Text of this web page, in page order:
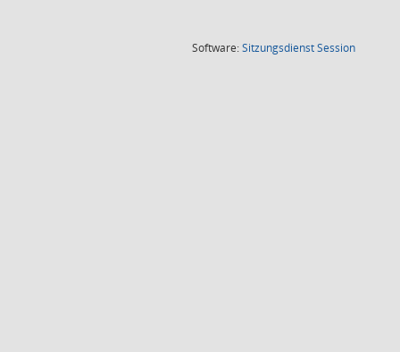
Software:SitzungsdienstSession(Wird in